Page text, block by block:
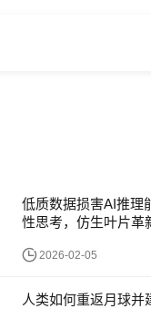
低质数据损害AI推理
性思考，仿生叶片革
2026-02-05
人类如何重返月球并